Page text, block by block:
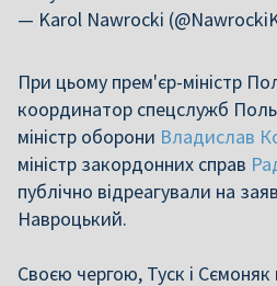
— Karol Nawrocki
При цьому прем'єр-міністр
координатор спецслужб
міністр оборони Владислав
міністр закордонних справ
публічно відреагували на
Навроцький.
Своєю чергою, Туск і